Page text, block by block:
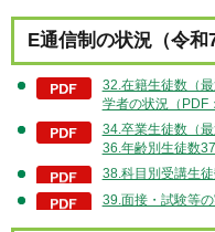
E通信制の状況（令和
32.在籍生徒数（
学者の状況（PDF
34.卒業生徒数（
36.年齢別生徒数
38.科目別受講生
39.面接・試験等